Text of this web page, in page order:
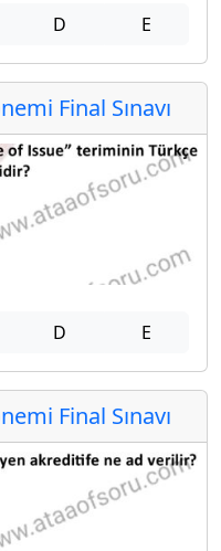
D E
Final Sınavı
D E
Final Sınavı